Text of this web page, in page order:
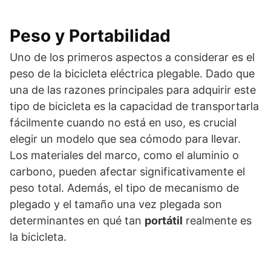
Peso y Portabilidad
Uno de los primeros aspectos a considerar es el
peso de la bicicleta eléctrica plegable. Dado que
una de las razones principales para adquirir este
tipo de bicicleta es la capacidad de transportarla
fácilmente cuando no está en uso, es crucial
elegir un modelo que sea cómodo para llevar.
Los materiales del marco, como el aluminio o
carbono, pueden afectar significativamente el
peso total. Además, el tipo de mecanismo de
plegado y el tamaño una vez plegada son
determinantes en qué tan portátil realmente es
la bicicleta.